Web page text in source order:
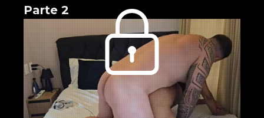
Parte 2